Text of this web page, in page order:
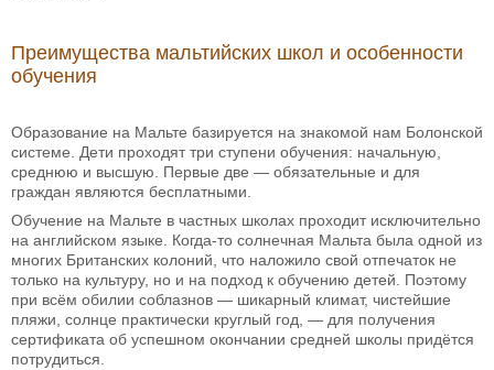
Преимущества мальтийских школ и особенности
обучения
Образование на Мальте базируется на знакомой нам Болонской
системе. Дети проходят три ступени обучения: начальную,
среднюю и высшую. Первые две — обязательные и для
граждан являются бесплатными.
Обучение на Мальте в частных школах проходит исключительно
на английском языке. Когда-то солнечная Мальта была одной из
многих Британских колоний, что наложило свой отпечаток не
только на культуру, но и на подход к обучению детей. Поэтому
при всём обилии соблазнов — шикарный климат, чистейшие
пляжи, солнце практически круглый год, — для получения
сертификата об успешном окончании средней школы придётся
потрудиться.